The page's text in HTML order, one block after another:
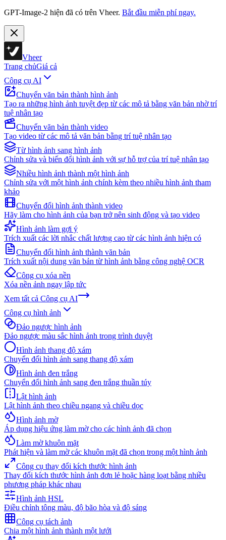
GPT-Image-2 hiện đã có trên Vheer. Bắt đầu miễn phí ngay.
Vheer
Trang chủGiá cả
Công cụ AI
Chuyển văn bản thành hình ảnh
Tạo ra những hình ảnh tuyệt đẹp từ các mô tả bằng văn bản nhờ trí
tuệ nhân tạo
Chuyển văn bản thành video
Tạo video từ các mô tả văn bản bằng trí tuệ nhân tạo
Từ hình ảnh sang hình ảnh
Chỉnh sửa và biến đổi hình ảnh với sự hỗ trợ của trí tuệ nhân tạo
Nhiều hình ảnh thành một hình ảnh
Chỉnh sửa với một hình ảnh chính kèm theo nhiều hình ảnh tham
khảo
Chuyển đổi hình ảnh thành video
Hãy làm cho hình ảnh của bạn trở nên sinh động và tạo video
Hình ảnh làm gợi ý
Trích xuất các lời nhắc chất lượng cao từ các hình ảnh hiện có
Chuyển đổi hình ảnh thành văn bản
Trích xuất nội dung văn bản từ hình ảnh bằng công nghệ OCR
Công cụ xóa nền
Xóa nền ảnh ngay lập tức
Xem tất cả Công cụ AI
Công cụ hình ảnh
Đảo ngược hình ảnh
Đảo ngược màu sắc hình ảnh trong trình duyệt
Hình ảnh thang độ xám
Chuyển đổi hình ảnh sang thang độ xám
Hình ảnh đen trắng
Chuyển đổi hình ảnh sang đen trắng thuần túy
Lật hình ảnh
Lật hình ảnh theo chiều ngang và chiều dọc
Hình ảnh mờ
Áp dụng hiệu ứng làm mờ cho các hình ảnh đã chọn
Làm mờ khuôn mặt
Phát hiện và làm mờ các khuôn mặt đã chọn trong một hình ảnh
Công cụ thay đổi kích thước hình ảnh
Thay đổi kích thước hình ảnh đơn lẻ hoặc hàng loạt bằng nhiều
phương pháp khác nhau
Hình ảnh HSL
Điều chỉnh tông màu, độ bão hòa và độ sáng
Công cụ tách ảnh
Chia một hình ảnh thành một lưới